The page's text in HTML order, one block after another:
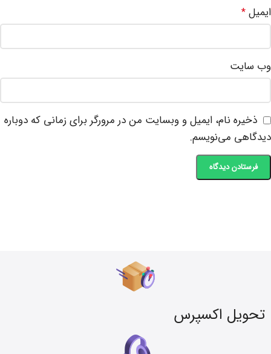
ایمیل *
وب‌ سایت
ذخیره نام، ایمیل و وبسایت من در مرورگر برای زمانی که دوباره
دیدگاهی می‌نویسم.
تحویل اکسپرس